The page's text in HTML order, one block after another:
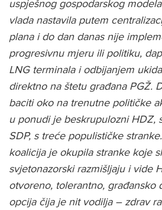
uspješnog gospodarskog
vlada nastavila putem
plana i do dan danas nije
progresivnu mjeru ili politiku,
LNG terminala i odbijanjem
direktno na štetu građana PGŽ.
baciti oko na trenutne političke
u ponudi je beskrupulozni HDZ,
SDP, s treće populističke
koalicija je okupila stranke koje
svjetonazorski razmišljaju i vide
otvoreno, tolerantno, građansko
opcija čija je nit vodilja – zdrav